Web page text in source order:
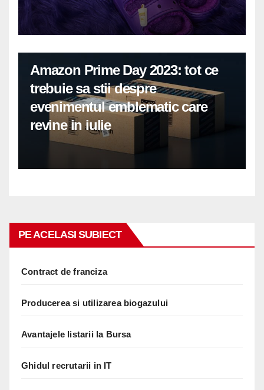
Amazon Prime Day 2023: tot ce
trebuie sa stii despre
evenimentul emblematic care
revine in iulie
PE ACELASI SUBIECT
Contract de franciza
Producerea si utilizarea biogazului
Avantajele listarii la Bursa
Ghidul recrutarii in IT